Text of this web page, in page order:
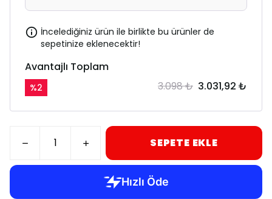
İncelediğiniz ürün ile birlikte bu ürünler de
sepetinize eklenecektir!
Avantajlı Toplam
%2 3.098 ₺ 3.031,92 ₺
SEPETE EKLE